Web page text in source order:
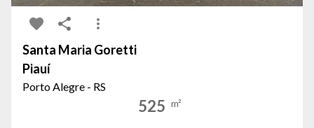
Santa Maria Goretti
Piauí
Porto Alegre - RS
525 m²